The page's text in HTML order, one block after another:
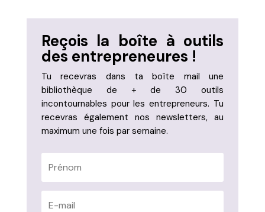
Reçois la boîte à outils
des entrepreneures !
Tu recevras dans ta boîte mail une
bibliothèque de + de 30 outils
incontournables pour les entrepreneurs. Tu
recevras également nos newsletters, au
maximum une fois par semaine.